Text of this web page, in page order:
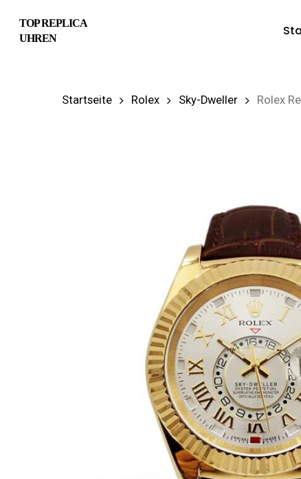
TOP REPLICA
UHREN
Startseite Rolex Sky-Dweller Rolex